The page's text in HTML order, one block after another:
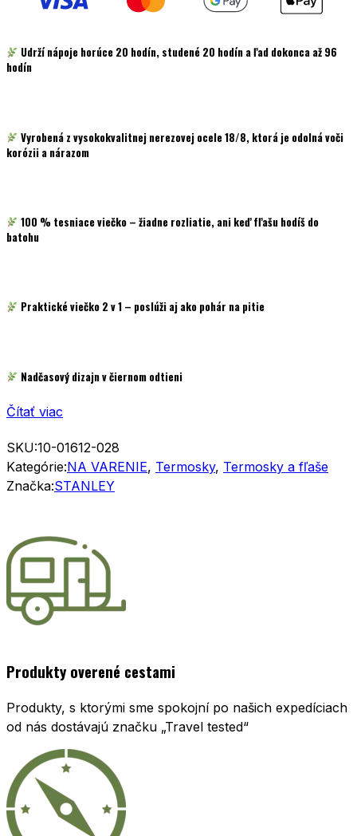
Udrží nápoje horúce 20 hodín, studené 20 hodín a ľad dokonca až 96
hodín
Vyrobená zvysokokvalitnej nerezovej ocele 18/8, ktorá je odolná voči
korózii a nárazom
100 % tesniace viečko – žiadne rozliatie, ani keď fľašu hodíš do
batohu
Praktické viečko 2 v 1 – poslúži aj ako pohár na pitie
Nadčasový dizajn v čiernom odtieni
Čítať viac
SKU:10-01612-028
Kategórie:NA VARENIE, Termosky, Termosky a fľaše
Značka:STANLEY
Produkty overené cestami
Produkty, s ktorými sme spokojní po našich expedíciach
od nás dostávajú značku „Travel tested“